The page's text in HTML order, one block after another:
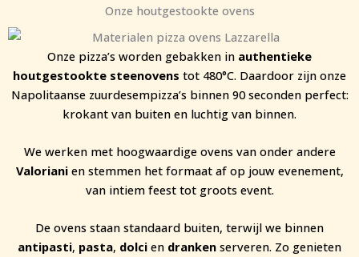
Onze houtgestookte ovens
Onze pizza’s worden gebakken in authentieke
houtgestookte steenovens tot 480°C. Daardoor zijn onze
Napolitaanse zuurdesempizza’s binnen 90 seconden perfect:
krokant van buiten en luchtig van binnen.
We werken met hoogwaardige ovens van onder andere
Valorianien stemmen het formaat af op jouw evenement,
van intiem feest tot groots event.
De ovens staan standaard buiten, terwijl we binnen
antipasti, pasta, dolci en dranken serveren. Zo genieten